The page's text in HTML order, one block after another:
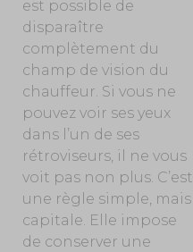
est possible de
disparaître
complètement du
champ de vision du
chauffeur. Si vous ne
pouvez voir ses yeux
dans l’un de ses
rétroviseurs, il ne vous
voit pas non plus. C’est
une règle simple, mais
capitale. Elle impose
de conserver une